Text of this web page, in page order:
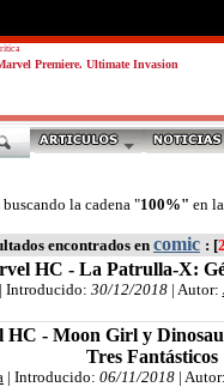
Premiere. Ultimate Invasion
buscando la cadena "100%" en
encontrados encomic : [
HC - La Patrulla-X:
Introducido: 30/12/2018| Autor:
HC - Moon Girl y
Tres Fantásticos
| Introducido: 06/11/2018 |